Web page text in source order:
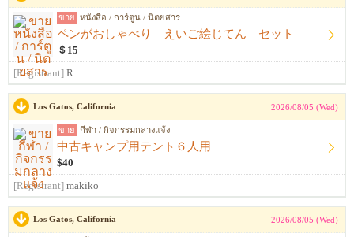
ขาย หนังสือ / การ์ตูน / นิตยสาร
ペンがおしゃべり えいご絵じてん セット
＄15
[Registrant] R
Los Gatos, California 2026/08/05 (Wed)
ขาย กีฬา / กิจกรรมกลางแจ้ง
中古キャンプ用テント６人用
$40
[Registrant] makiko
Los Gatos, California 2026/08/05 (Wed)